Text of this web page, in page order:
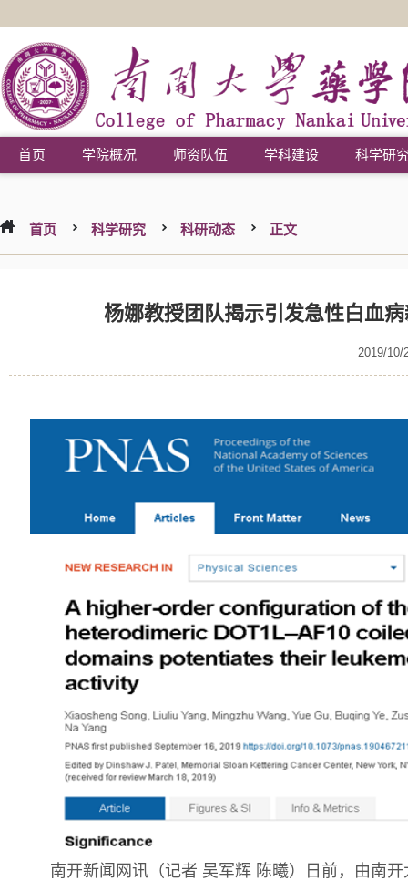
首页 学院概况 师资队伍 学科建设 科学研
首页 科学研究 科研动态 正文
杨娜教授团队揭示引发急性白血
2019/10/
南开新闻网讯（记者 吴军辉 陈曦）日前，由南开